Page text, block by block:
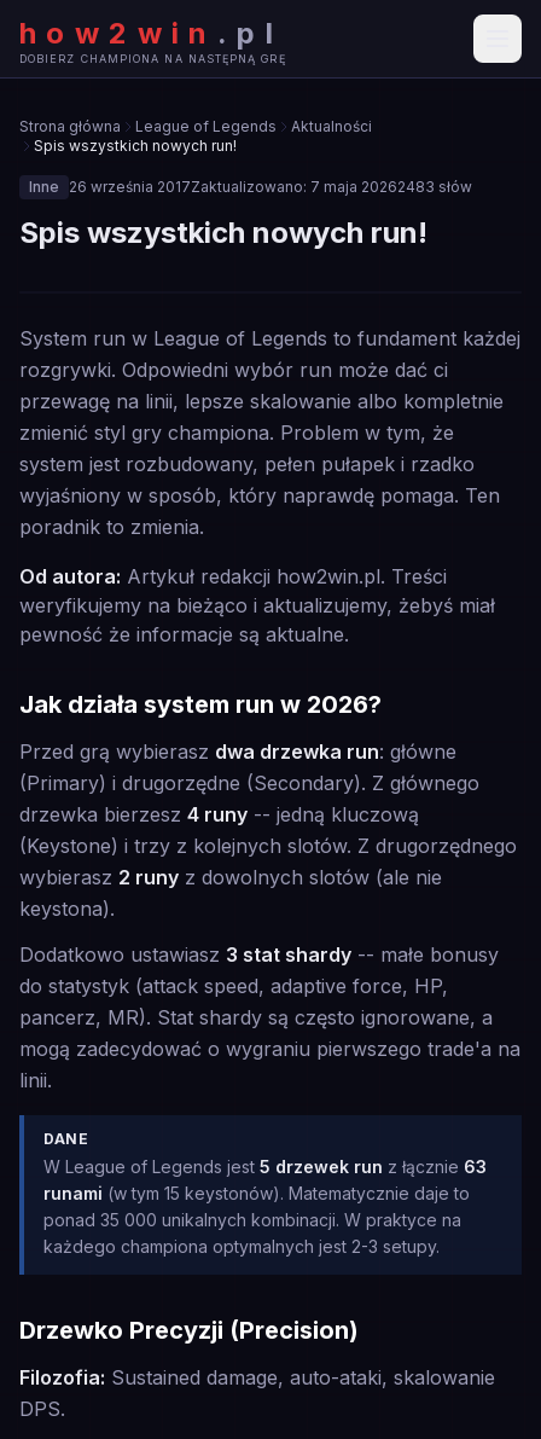
how2win . pl
DOBIERZ CHAMPIONA NA NASTĘPNĄ GRĘ
Strona główna League of Legends
Aktualności
Spis wszystkich nowych run!
Inne 26 września 2017Zaktualizowano: 7 maja 20262483 słów
Spis wszystkich nowych run!
🎮
System run w League of Legends to fundament każdej
rozgrywki. Odpowiedni wybór run może dać ci
przewagę na linii, lepsze skalowanie albo kompletnie
zmienić styl gry championa. Problem w tym, że
system jest rozbudowany, pełen pułapek i rzadko
wyjaśniony w sposób, który naprawdę pomaga. Ten
poradnik to zmienia.
Od autora: Artykuł redakcji how2win.pl. Treści
weryfikujemy na bieżąco i aktualizujemy, żebyś miał
pewność że informacje są aktualne.
Jak działa system run w 2026?
Przed grą wybierasz dwa drzewka run: główne
(Primary) i drugorzędne (Secondary). Z głównego
drzewka bierzesz 4 runy -- jedną kluczową
(Keystone) i trzy z kolejnych slotów. Z drugorzędnego
wybierasz 2 runy z dowolnych slotów (ale nie
keystona).
Dodatkowo ustawiasz 3 stat shardy -- małe bonusy
do statystyk (attack speed, adaptive force, HP,
pancerz, MR). Stat shardy są często ignorowane, a
mogą zadecydować o wygraniu pierwszego trade'a na
linii.
DANE
W League of Legends jest 5 drzewek run z łącznie 63
runami (w tym 15 keystonów). Matematycznie daje to
ponad 35 000 unikalnych kombinacji. W praktyce na
każdego championa optymalnych jest 2-3 setupy.
Drzewko Precyzji (Precision)
Filozofia: Sustained damage, auto-ataki, skalowanie
DPS.